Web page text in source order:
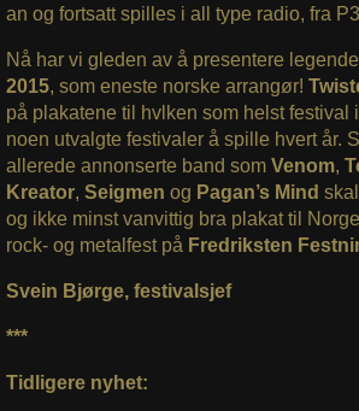
an og fortsatt spilles i all type radio, fra
Nå har vi gleden av å presentere
2015, som eneste norske arrangør!
på plakatene til hvlken som helst festival
noen utvalgte festivaler å spille hvert år.
allerede annonserte band som Venom,
Kreator, Seigmen og Pagan’s Mind
og ikke minst vanvittig bra plakat til
rock- og metalfest på Fredriksten
Svein Bjørge, festivalsjef
***
Tidligere nyhet: